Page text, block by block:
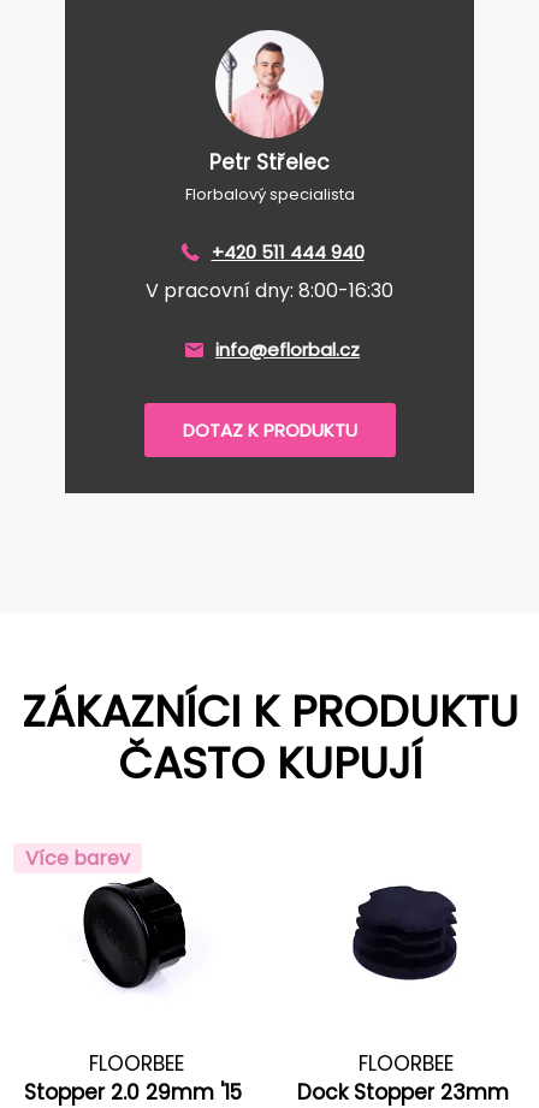
Petr Střelec
Florbalový specialista
+420 511 444 940
V pracovní dny: 8:00-16:30
info@eflorbal.cz
DOTAZ K PRODUKTU
ZÁKAZNÍCI K PRODUKTU
ČASTO KUPUJÍ
Více barev
FLOORBEE
Stopper 2.0 29mm '15
FLOORBEE
Dock Stopper 23mm